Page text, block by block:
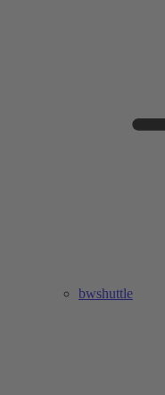
bwshuttle